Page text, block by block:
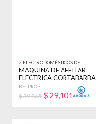
> ELECTRODOMÉSTICOS DE
BELLEZA
MAQUINA DE AFEITAR
ELECTRICA CORTABARBA
BELPROF BARBERIA
NEGRO
BELPROF
$ 39,865 $ 29,101